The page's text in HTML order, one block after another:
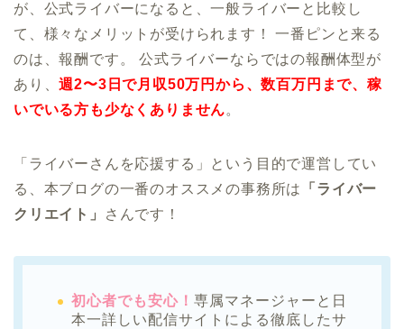
が、公式ライバーになると、一般ライバーと比較し
て、様々なメリットが受けられます！ 一番ピンと来る
のは、報酬です。 公式ライバーならではの報酬体型が
あり、週2〜3日で月収50万円から、数百万円まで、稼
いでいる方も少なくありません。
「ライバーさんを応援する」という目的で運営してい
る、本ブログの一番のオススメの事務所は
「ライバー
クリエイト」
さんです！
初心者でも安心！ 専属マネージャーと日
本一詳しい配信サイトによる徹底したサ